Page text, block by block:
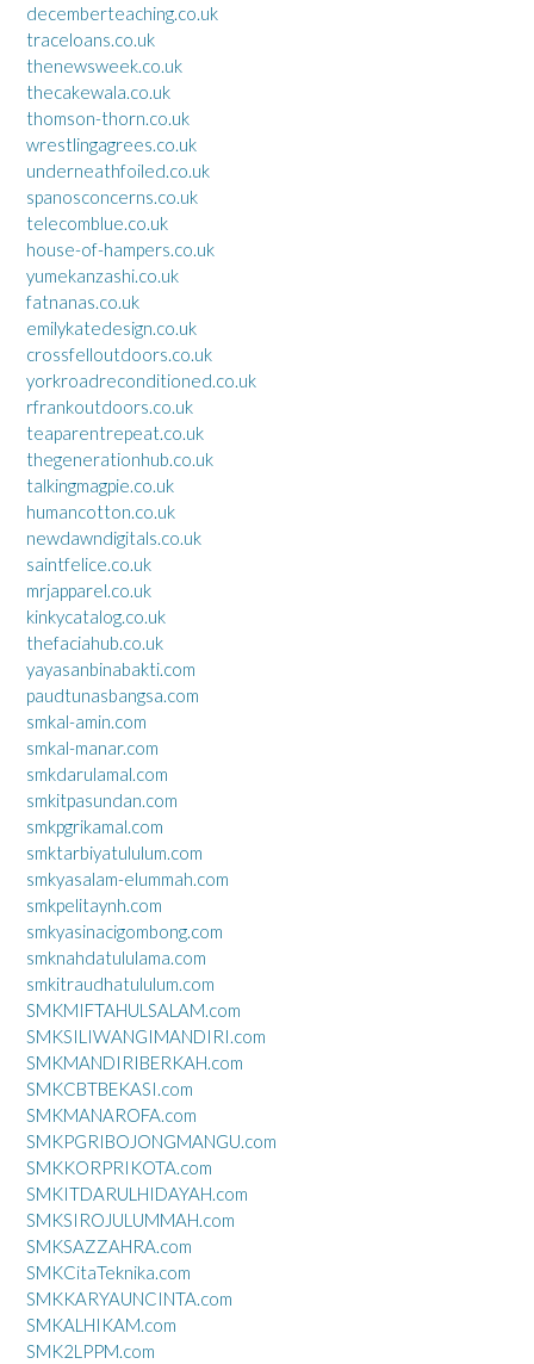
decemberteaching.co.uk
traceloans.co.uk
thenewsweek.co.uk
thecakewala.co.uk
thomson-thorn.co.uk
wrestlingagrees.co.uk
underneathfoiled.co.uk
spanosconcerns.co.uk
telecomblue.co.uk
house-of-hampers.co.uk
yumekanzashi.co.uk
fatnanas.co.uk
emilykatedesign.co.uk
crossfelloutdoors.co.uk
yorkroadreconditioned.co.uk
rfrankoutdoors.co.uk
teaparentrepeat.co.uk
thegenerationhub.co.uk
talkingmagpie.co.uk
humancotton.co.uk
newdawndigitals.co.uk
saintfelice.co.uk
mrjapparel.co.uk
kinkycatalog.co.uk
thefaciahub.co.uk
yayasanbinabakti.com
paudtunasbangsa.com
smkal-amin.com
smkal-manar.com
smkdarulamal.com
smkitpasundan.com
smkpgrikamal.com
smktarbiyatululum.com
smkyasalam-elummah.com
smkpelitaynh.com
smkyasinacigombong.com
smknahdatululama.com
smkitraudhatululum.com
SMKMIFTAHULSALAM.com
SMKSILIWANGIMANDIRI.com
SMKMANDIRIBERKAH.com
SMKCBTBEKASI.com
SMKMANAROFA.com
SMKPGRIBOJONGMANGU.com
SMKKORPRIKOTA.com
SMKITDARULHIDAYAH.com
SMKSIROJULUMMAH.com
SMKSAZZAHRA.com
SMKCitaTeknika.com
SMKKARYAUNCINTA.com
SMKALHIKAM.com
SMK2LPPM.com